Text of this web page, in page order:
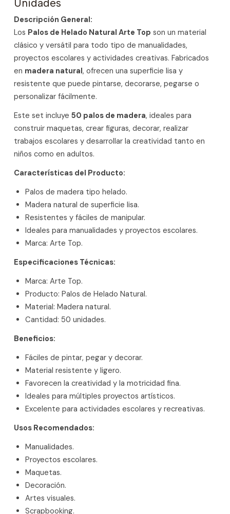
Unidades
Descripción General:
Los Palos de Helado Natural Arte Top son un material
clásico y versátil para todo tipo de manualidades,
proyectos escolares y actividades creativas. Fabricados
en madera natural, ofrecen una superficie lisa y
resistente que puede pintarse, decorarse, pegarse o
personalizar fácilmente.
Este set incluye 50 palos de madera, ideales para
construir maquetas, crear figuras, decorar, realizar
trabajos escolares y desarrollar la creatividad tanto en
niños como en adultos.
Características del Producto:
Palos de madera tipo helado.
Madera natural de superficie lisa.
Resistentes y fáciles de manipular.
Ideales para manualidades y proyectos escolares.
Marca: Arte Top.
Especificaciones Técnicas:
Marca: Arte Top.
Producto: Palos de Helado Natural.
Material: Madera natural.
Cantidad: 50 unidades.
Beneficios:
Fáciles de pintar, pegar y decorar.
Material resistente y ligero.
Favorecen la creatividad y la motricidad fina.
Ideales para múltiples proyectos artísticos.
Excelente para actividades escolares y recreativas.
Usos Recomendados:
Manualidades.
Proyectos escolares.
Maquetas.
Decoración.
Artes visuales.
Scrapbooking.